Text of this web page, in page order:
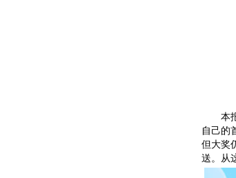
本报
自己的
但大奖
送。从